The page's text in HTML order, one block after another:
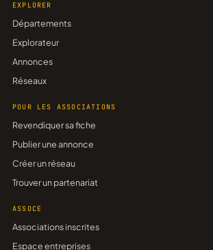
EXPLORER
Départements
Explorateur
Annonces
Réseaux
POUR LES ASSOCIATIONS
Revendiquer sa fiche
Publier une annonce
Créer un réseau
Trouver un partenariat
ASSOCE
Associations inscrites
Espace entreprises